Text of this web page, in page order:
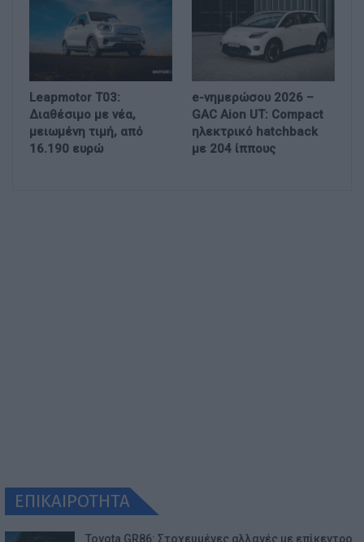
Leapmotor T03:
Διαθέσιμο με νέα,
μειωμένη τιμή, από
16.190 ευρώ
e-νημερώσου 2026 –
GAC Aion UT: Compact
ηλεκτρικό hatchback
με 204 ίππους
ΕΠΙΚΑΙΡΟΤΗΤΑ
Toyota GR86: Στοχευμένες αλλαγές με επίκεντρο